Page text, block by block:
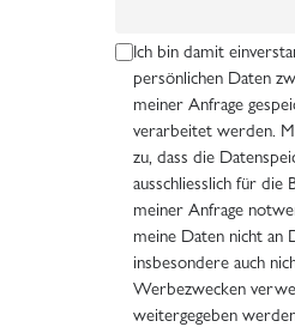
Ich bin damit
persönlichen Daten
meiner Anfrage
verarbeitet werden.
zu, dass die
ausschliesslich für die
meiner Anfrage
meine Daten nicht an
insbesondere auch
Werbezwecken
weitergegeben